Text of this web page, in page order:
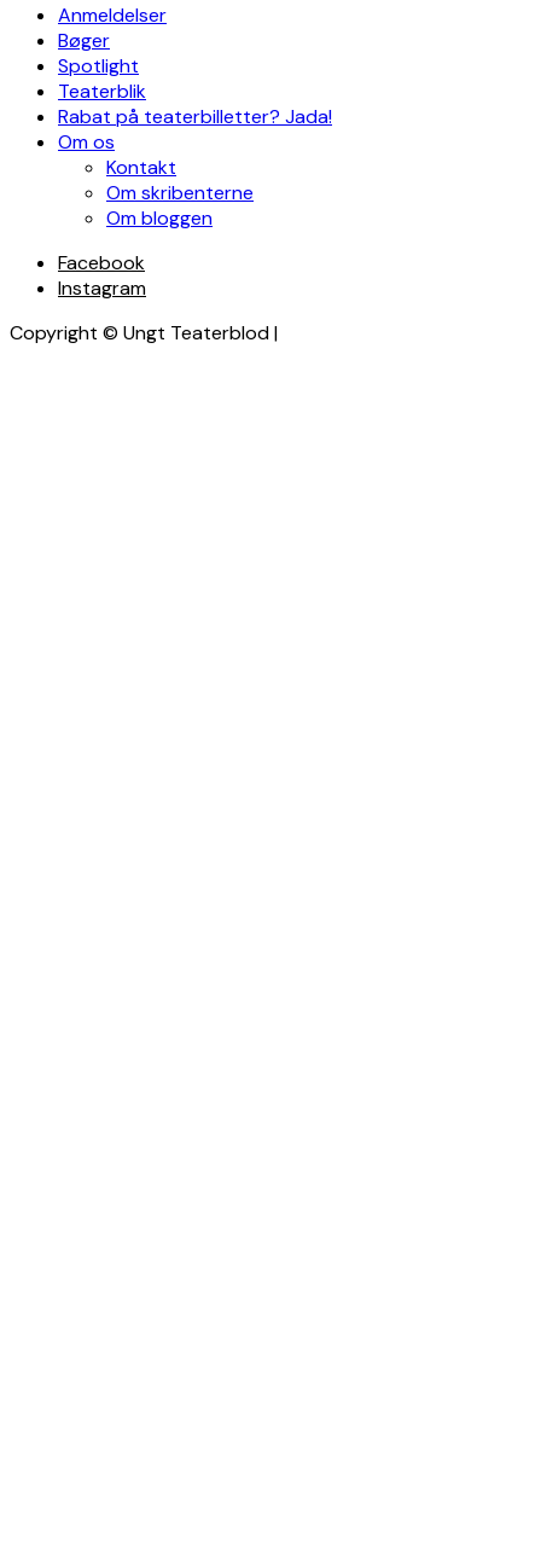
Anmeldelser
Bøger
Spotlight
Teaterblik
Rabat på teaterbilletter? Jada!
Om os
Kontakt
Om skribenterne
Om bloggen
Facebook
Instagram
Copyright © Ungt Teaterblod |